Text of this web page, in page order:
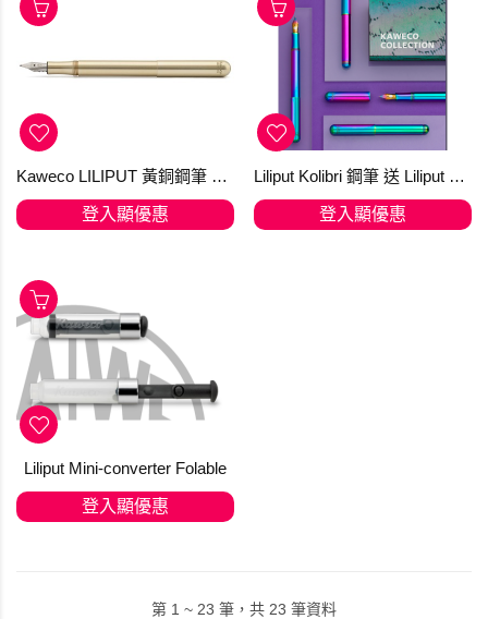
Kaweco LILIPUT 黃銅鋼筆 Brass
登入顯優惠
Liliput Kolibri 鋼筆 送 Liliput Mini-converter Foldable ,【順豐免運費】僅限網上登記會員
登入顯優惠
Liliput Mini-converter Folable
登入顯優惠
第 1 ~ 23 筆，共 23 筆資料